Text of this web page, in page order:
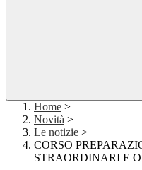
Home >
Novità >
Le notizie >
CORSO
STRAORDINARI E